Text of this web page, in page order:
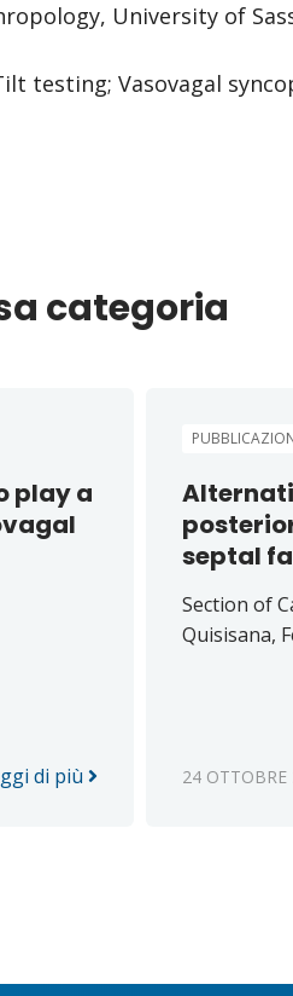
University of
testing; Vasovagal
categoria
play a
di più
septal
Section of
Quisisana,
24 OTTOBRE